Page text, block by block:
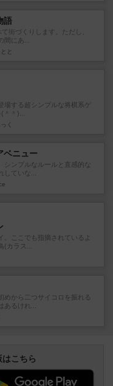
語
街づくりします。ただし、
間にあ...
と
場する超シンプルな将棋系ゲ
＾)...
く
ベニュー
シンプルなルールと直感的な
していな...
。ここでも指摘されているよ
(カラス...
めから二つサイコロを振れる
あるけれ...
こちら